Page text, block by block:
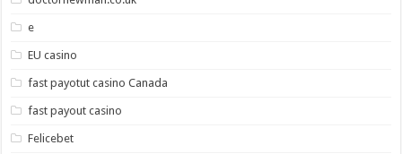
e
EU casino
fast payotut casino Canada
fast payout casino
Felicebet